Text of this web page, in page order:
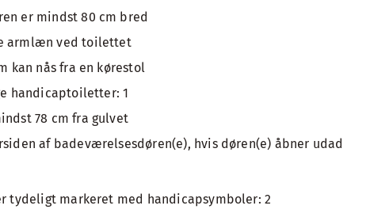
er mindst 80 cm bred
armlæn ved toilettet
kan nås fra en kørestol
handicaptoiletter: 1
78 cm fra gulvet
af badeværelsesdøren(e), hvis døren(e) åbner udad
tydeligt markeret med handicapsymboler: 2